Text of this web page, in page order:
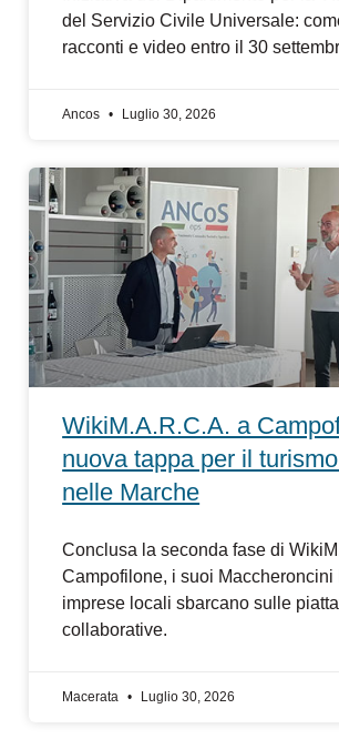
del Servizio Civile Universale:
racconti e video entro il 30
Ancos Luglio 30, 2026
WikiM.A.R.C.A. a
nuova tappa per il
nelle Marche
Conclusa la seconda fase di
Campofilone, i suoi Maccheroncini
imprese locali sbarcano sulle
collaborative.
Macerata Luglio 30, 2026